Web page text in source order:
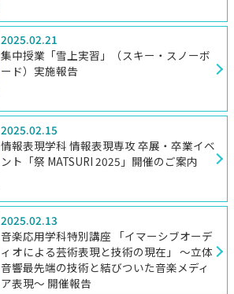
2025.02.21
集中授業「雪上実習」（スキー・スノーボ
ード）実施報告
2025.02.15
情報表現学科 情報表現専攻 卒展・卒業イベ
ント「祭 MATSURI 2025」開催のご案内
2025.02.13
音楽応用学科特別講座 「イマーシブオーデ
ィオによる芸術表現と技術の現在」 ～立体
音響最先端の技術と結びついた音楽メディ
ア表現～ 開催報告